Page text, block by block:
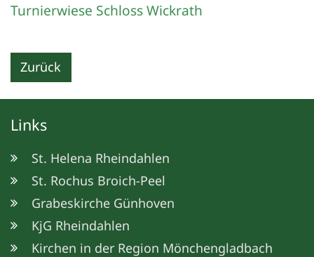
Turnierwiese Schloss Wickrath
Zurück
Links
St. Helena Rheindahlen
St. Rochus Broich-Peel
Grabeskirche Günhoven
KjG Rheindahlen
Kirchen in der Region Mönchengladbach